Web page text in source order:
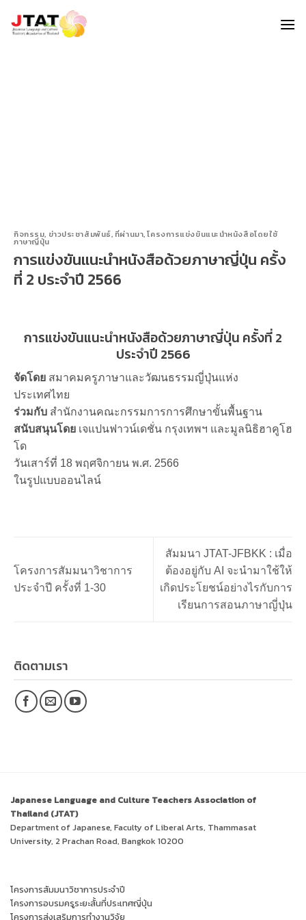
กิจกรรม, ข่าวประชาสัมพันธ์, ที่ผ่านมา,โครงการแข่งขันแนะนำหนังสือโดยใช้
ภาษาญี่ปุ่น
การแข่งขันแนะนำหนังสือด้วยภาษาญี่ปุ่น ครั้ง
ที่ 2 ประจำปี 2566
การแข่งขันแนะนำหนังสือด้วยภาษาญี่ปุ่น ครั้งที่ 2
ประจำปี 2566
จัดโดย สมาคมครูภาษาและวัฒนธรรมญี่ปุ่นแห่ง
ประเทศไทย
ร่วมกับ สำนักงานคณะกรรมการการศึกษาขั้นพื้นฐาน
สนับสนุนโดย เจแปนฟาวน์เดชั่น กรุงเทพฯ และมูลนิธิฮาคูโฮ
โด
วันเสาร์ที่ 18 พฤศจิกายน พ.ศ. 2566
ในรูปแบบออนไลน์
โครงการสัมมนาวิชาการ
ประจำปี ครั้งที่ 1-30
สัมมนา JTAT-JFBKK : เมื่อ
ต้องอยู่กับ AI จะนำมาใช้ให้
เกิดประโยชน์อย่างไรกับการ
เรียนการสอนภาษาญี่ปุ่น
ติดตามเรา
Japanese Language and Culture Teachers Association of
Thailand (JTAT)
Department of Japanese, Faculty of Liberal Arts, Thammasat
University, 2 Prachan Road, Bangkok 10200
โครงการสัมมนาวิชาการประจำปี
โครงการอบรมครูระยะสั้นที่ประเทศญี่ปุ่น
โครงการส่งเสริมการทำงานวิจัย